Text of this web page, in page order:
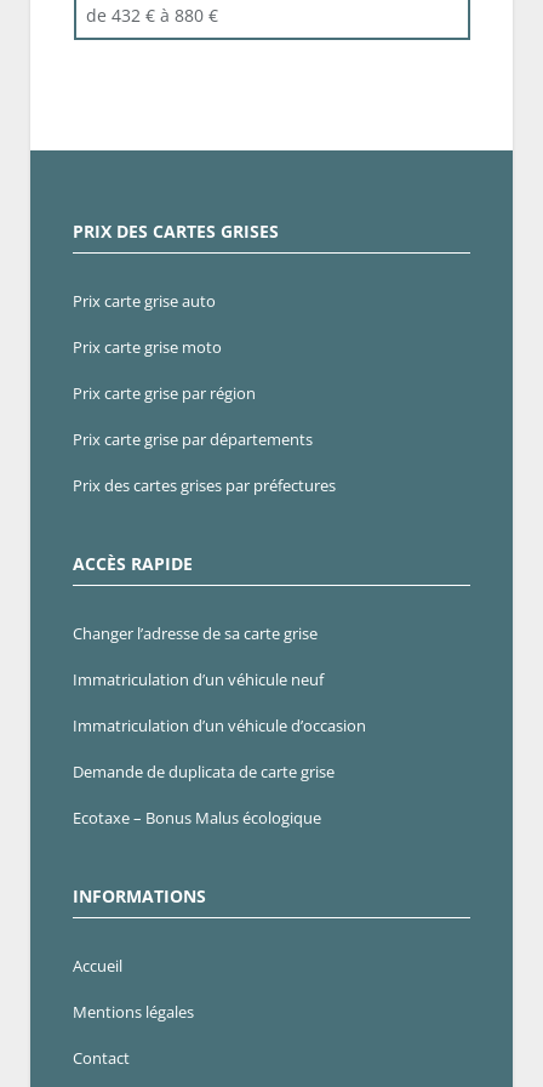
de 432 € à 880 €
PRIX DES CARTES GRISES
Prix carte grise auto
Prix carte grise moto
Prix carte grise par région
Prix carte grise par départements
Prix des cartes grises par préfectures
ACCÈS RAPIDE
Changer l’adresse de sa carte grise
Immatriculation d’un véhicule neuf
Immatriculation d’un véhicule d’occasion
Demande de duplicata de carte grise
Ecotaxe – Bonus Malus écologique
INFORMATIONS
Accueil
Mentions légales
Contact